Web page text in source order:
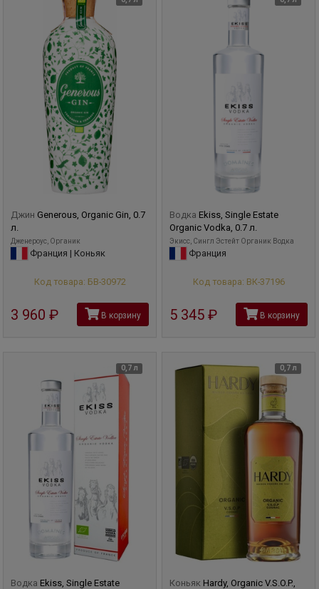
Джин Generous, Organic Gin, 0.7
л.
Дженероус, Органик
Франция | Коньяк
Код товара: БВ-30972
3 960 руб В корзину
Водка Ekiss, Single Estate
Organic Vodka, 0.7 л.
Экисс, Сингл Эстейт Органик Водка
Франция
Код товара: ВК-37196
5 345 руб В корзину
0,7 л
Водка Ekiss, Single Estate
0,7 л
Коньяк Hardy, Organic V.S.O.P.,